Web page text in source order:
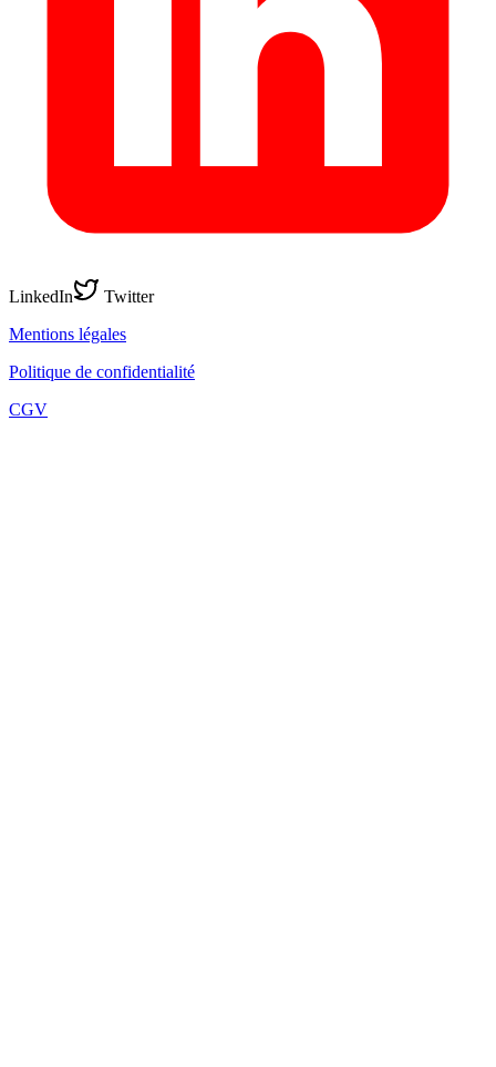
LinkedIn
Twitter
Mentions légales
Politique de confidentialité
CGV